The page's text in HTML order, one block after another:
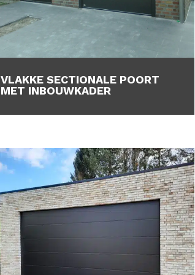
VLAKKE SECTIONALE POORT
MET INBOUWKADER